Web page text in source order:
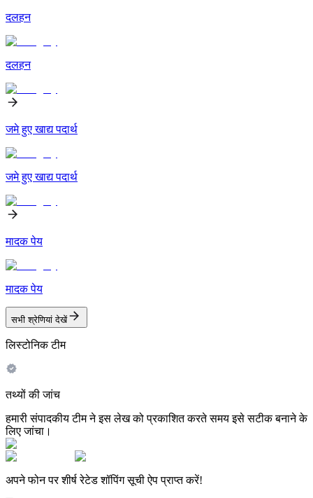
दलहन
दलहन
जमे हुए खाद्य पदार्थ
जमे हुए खाद्य पदार्थ
मादक पेय
मादक पेय
सभी श्रेणियां देखें
लिस्टोनिक टीम
तथ्यों की जांच
हमारी संपादकीय टीम ने इस लेख को प्रकाशित करते समय इसे सटीक बनाने के
लिए जांचा।
अपने फोन पर शीर्ष रेटेड शॉपिंग सूची ऐप प्राप्त करें!